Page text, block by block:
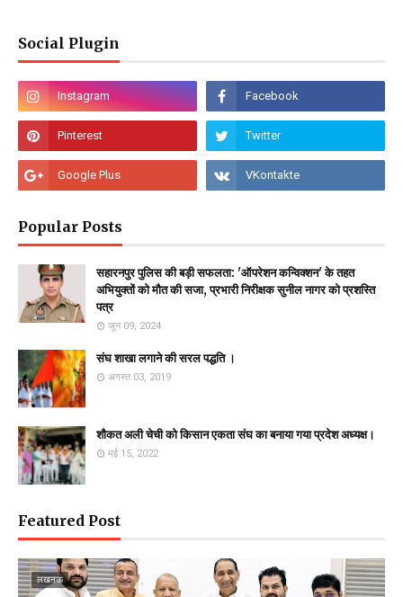
Social Plugin
Popular Posts
सहारनपुर पुलिस की बड़ी सफलता: 'ऑपरेशन कन्विक्शन' के तहत
अभियुक्तों को मौत की सजा, प्रभारी निरीक्षक सुनील नागर को प्रशस्ति
पत्र
जून 09, 2024
संघ शाखा लगाने की सरल पद्धति ।
अगस्त 03, 2019
शौकत अली चेची को किसान एकता संघ का बनाया गया प्रदेश अध्यक्ष।
मई 15, 2022
Featured Post
लखनऊ